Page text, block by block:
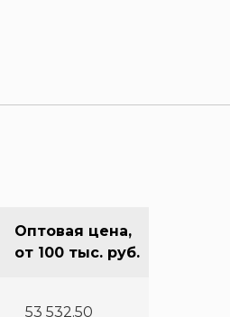
Оптовая цена,
от 100 тыс. руб.
53 532.50